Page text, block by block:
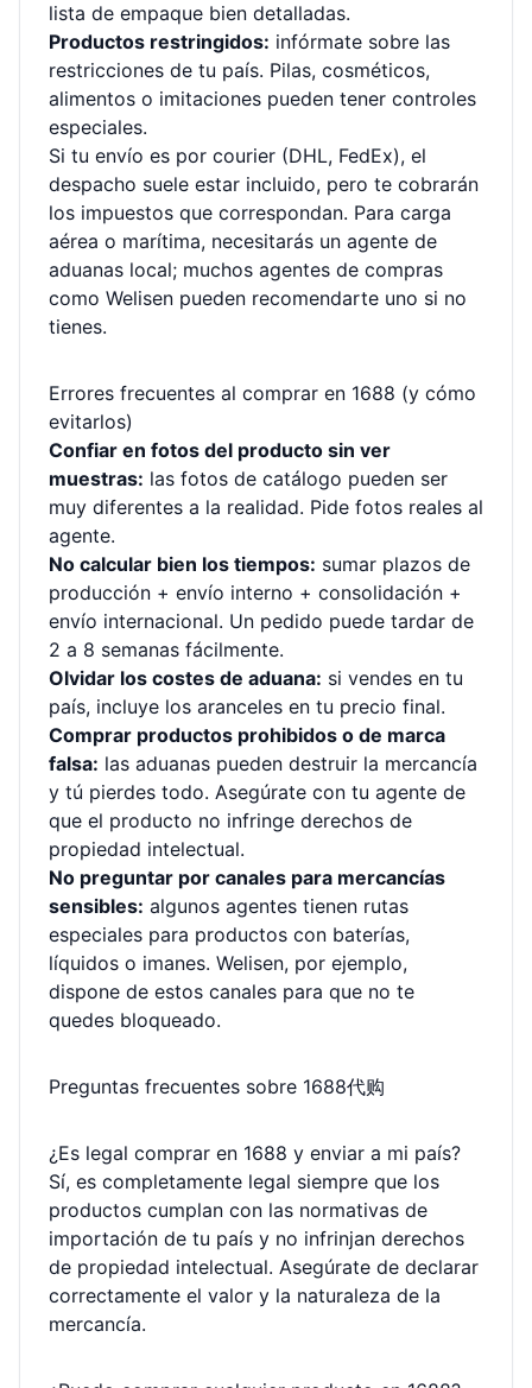
lista de empaque bien detalladas.
Productos restringidos: infórmate sobre las
restricciones de tu país. Pilas, cosméticos,
alimentos o imitaciones pueden tener controles
especiales.
Si tu envío es por courier (DHL, FedEx), el
despacho suele estar incluido, pero te cobrarán
los impuestos que correspondan. Para carga
aérea o marítima, necesitarás un agente de
aduanas local; muchos agentes de compras
como Welisen pueden recomendarte uno si no
tienes.
Errores frecuentes al comprar en 1688 (y cómo
evitarlos)
Confiar en fotos del producto sin ver
muestras: las fotos de catálogo pueden ser
muy diferentes a la realidad. Pide fotos reales al
agente.
No calcular bien los tiempos: sumar plazos de
producción + envío interno + consolidación +
envío internacional. Un pedido puede tardar de
2 a 8 semanas fácilmente.
Olvidar los costes de aduana: si vendes en tu
país, incluye los aranceles en tu precio final.
Comprar productos prohibidos o de marca
falsa: las aduanas pueden destruir la mercancía
y tú pierdes todo. Asegúrate con tu agente de
que el producto no infringe derechos de
propiedad intelectual.
No preguntar por canales para mercancías
sensibles: algunos agentes tienen rutas
especiales para productos con baterías,
líquidos o imanes. Welisen, por ejemplo,
dispone de estos canales para que no te
quedes bloqueado.
Preguntas frecuentes sobre 1688代购
¿Es legal comprar en 1688 y enviar a mi país?
Sí, es completamente legal siempre que los
productos cumplan con las normativas de
importación de tu país y no infrinjan derechos
de propiedad intelectual. Asegúrate de declarar
correctamente el valor y la naturaleza de la
mercancía.